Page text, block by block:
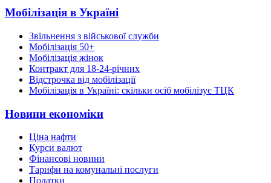
Мобілізація в Україні
Звільнення з військової служби
Мобілізація 50+
Мобілізація жінок
Контракт для 18-24-річних
Відстрочка від мобілізації
Мобілізація в Україні: скільки осіб мобілізує ТЦК
Новини економіки
Ціна нафти
Курси валют
Фінансові новини
Тарифи на комунальні послуги
Податки